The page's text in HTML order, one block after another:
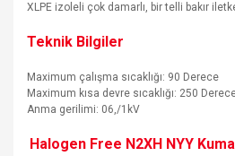
XLPE izoleli çok damarlı, bir telli bakır
Teknik Bilgiler
Maximum çalışma sıcaklığı: 90 Derece
Maximum kısa devre sıcaklığı: 250
Anma gerilimi: 06,/1kV
Halogen Free N2XH NYY